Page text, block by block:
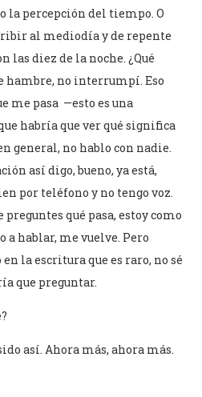
la percepción del tiempo. O
al mediodía y de repente
las diez de la noche. ¿Qué
hambre, no interrumpí. Eso
me pasa —esto es una
habría que ver qué significa
general, no hablo con nadie.
así digo, bueno, ya está,
por teléfono y no tengo voz.
preguntes qué pasa, estoy como
a hablar, me vuelve. Pero
la escritura que es raro, no sé
que preguntar.
así. Ahora más, ahora más.